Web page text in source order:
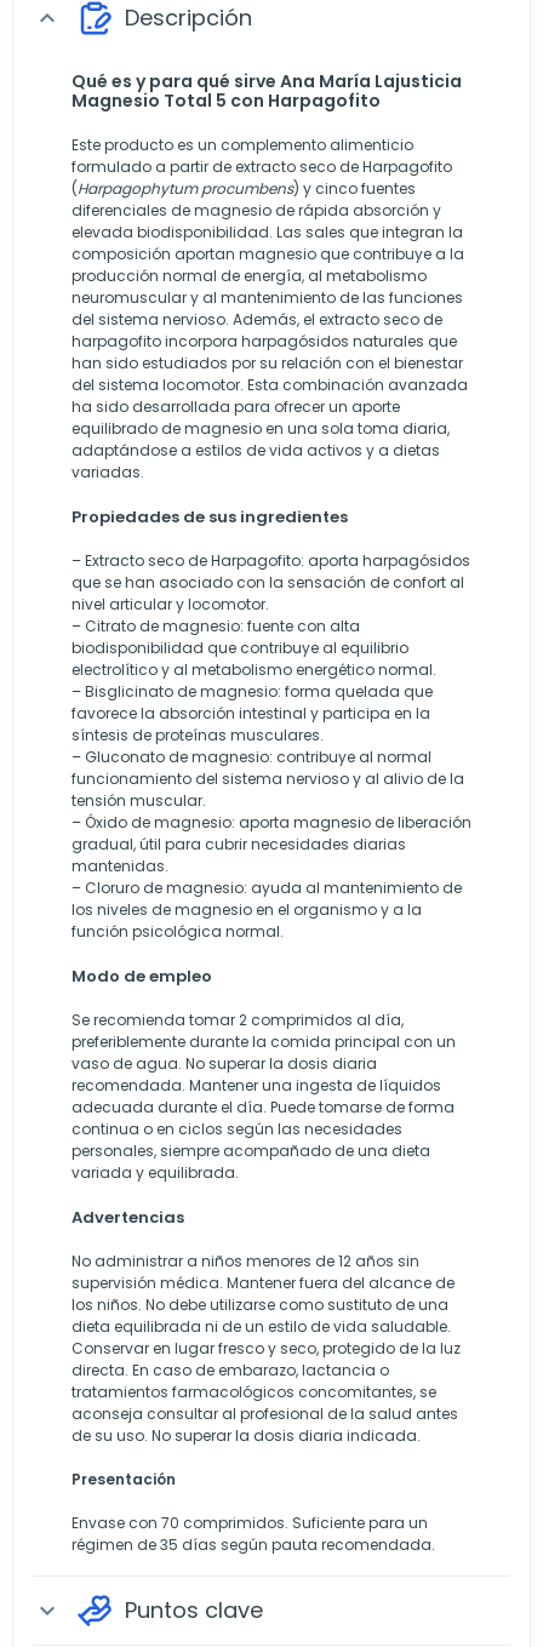
expand_more Descripción
Qué es y para qué sirve Ana María Lajusticia
Magnesio Total 5 con Harpagofito
Este producto es un complemento alimenticio
formulado a partir de extracto seco de Harpagofito
(Harpagophytum procumbens) y cinco fuentes
diferenciales de magnesio de rápida absorción y
elevada biodisponibilidad. Las sales que integran la
composición aportan magnesio que contribuye a la
producción normal de energía, al metabolismo
neuromuscular y al mantenimiento de las funciones
del sistema nervioso. Además, el extracto seco de
harpagofito incorpora harpagósidos naturales que
han sido estudiados por su relación con el bienestar
del sistema locomotor. Esta combinación avanzada
ha sido desarrollada para ofrecer un aporte
equilibrado de magnesio en una sola toma diaria,
adaptándose a estilos de vida activos y a dietas
variadas.
Propiedades de sus ingredientes
– Extracto seco de Harpagofito: aporta harpagósidos
que se han asociado con la sensación de confort al
nivel articular y locomotor.
– Citrato de magnesio: fuente con alta
biodisponibilidad que contribuye al equilibrio
electrolítico y al metabolismo energético normal.
– Bisglicinato de magnesio: forma quelada que
favorece la absorción intestinal y participa en la
síntesis de proteínas musculares.
– Gluconato de magnesio: contribuye al normal
funcionamiento del sistema nervioso y al alivio de la
tensión muscular.
– Óxido de magnesio: aporta magnesio de liberación
gradual, útil para cubrir necesidades diarias
mantenidas.
– Cloruro de magnesio: ayuda al mantenimiento de
los niveles de magnesio en el organismo y a la
función psicológica normal.
Modo de empleo
Se recomienda tomar 2 comprimidos al día,
preferiblemente durante la comida principal con un
vaso de agua. No superar la dosis diaria
recomendada. Mantener una ingesta de líquidos
adecuada durante el día. Puede tomarse de forma
continua o en ciclos según las necesidades
personales, siempre acompañado de una dieta
variada y equilibrada.
Advertencias
No administrar a niños menores de 12 años sin
supervisión médica. Mantener fuera del alcance de
los niños. No debe utilizarse como sustituto de una
dieta equilibrada ni de un estilo de vida saludable.
Conservar en lugar fresco y seco, protegido de la luz
directa. En caso de embarazo, lactancia o
tratamientos farmacológicos concomitantes, se
aconseja consultar al profesional de la salud antes
de su uso. No superar la dosis diaria indicada.
Presentación
Envase con 70 comprimidos. Suficiente para un
régimen de 35 días según pauta recomendada.
expand_more Puntos clave